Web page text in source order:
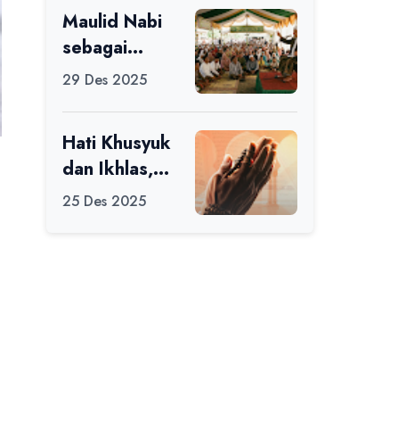
Maulid Nabi
sebagai
Momentum
29 Des 2025
Hati Khusyuk
dan Ikhlas,
Jadi Esensi
25 Des 2025